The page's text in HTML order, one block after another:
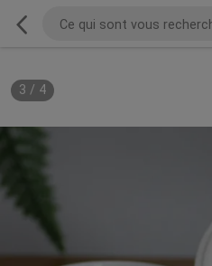
3 / 4